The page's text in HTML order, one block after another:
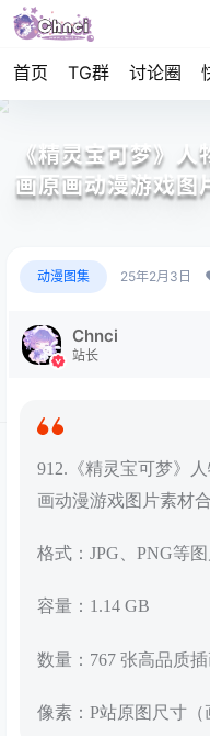
首页 TG群 讨论圈
《精灵宝可梦》
画原画动漫游戏图
动漫图集 25年2月3日
Chnci
站长
912.《精灵宝可梦》
画动漫游戏图片素材
格式：JPG、PNG等
容量：1.14 GB
数量：767 张高品质
像素：P站原图尺寸（